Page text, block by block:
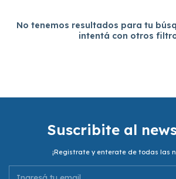
No tenemos resultados para tu
intentá con otros
Suscribite al
¡Registrate y enterate de todas las